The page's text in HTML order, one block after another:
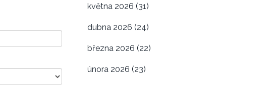
května 2026 (31)
dubna 2026 (24)
března 2026 (22)
února 2026 (23)